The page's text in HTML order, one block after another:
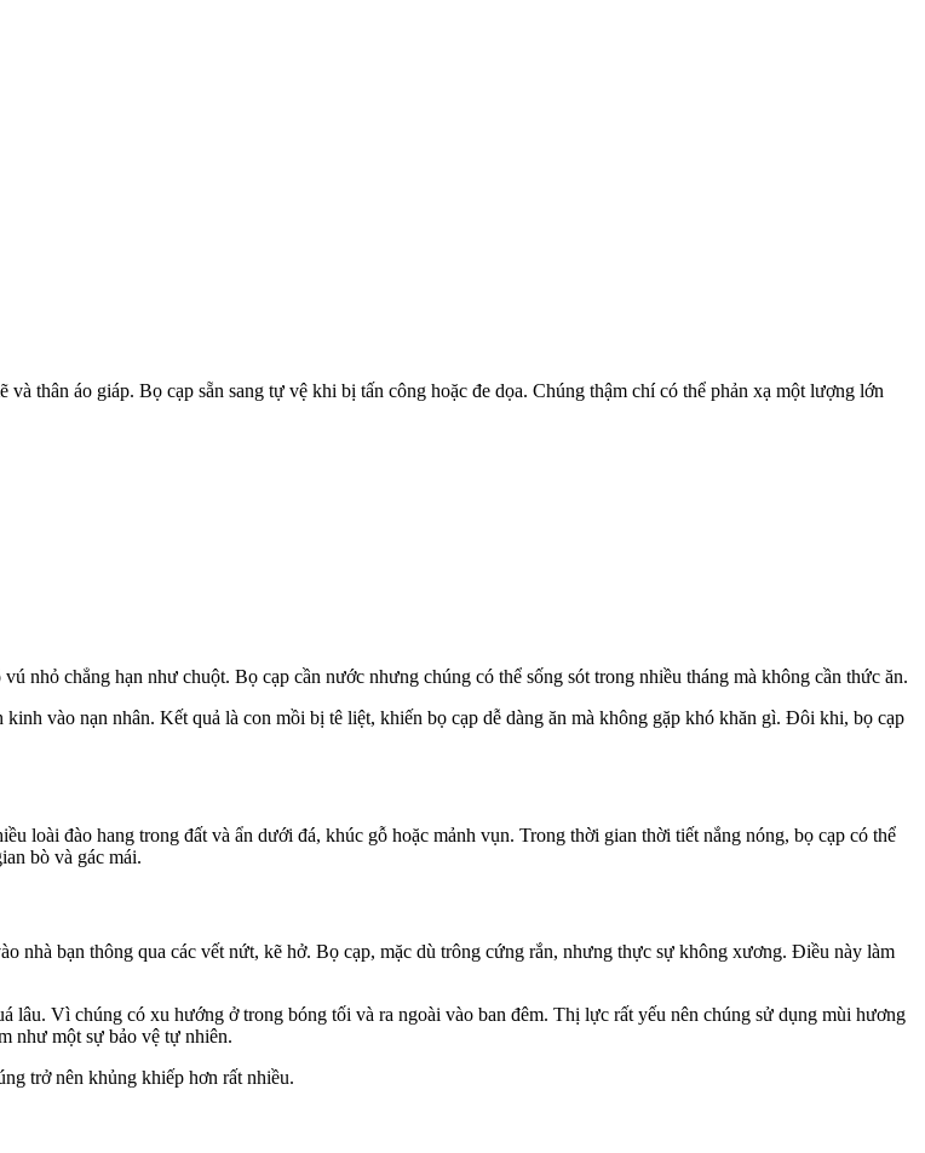
thân áo giáp. Bọ cạp sẵn sang tự vệ khi bị tấn công hoặc đe dọa. Chúng thậm chí có thể phản xạ một lượng lớn
nhỏ chẳng hạn như chuột. Bọ cạp cần nước nhưng chúng có thể sống sót trong nhiều tháng mà không cần thức ăn.
vào nạn nhân. Kết quả là con mồi bị tê liệt, khiến bọ cạp dễ dàng ăn mà không gặp khó khăn gì. Đôi khi, bọ cạp
loài đào hang trong đất và ẩn dưới đá, khúc gỗ hoặc mảnh vụn. Trong thời gian thời tiết nắng nóng, bọ cạp có thể
bò và gác mái.
nhà bạn thông qua các vết nứt, kẽ hở. Bọ cạp, mặc dù trông cứng rắn, nhưng thực sự không xương. Điều này làm
lâu. Vì chúng có xu hướng ở trong bóng tối và ra ngoài vào ban đêm. Thị lực rất yếu nên chúng sử dụng mùi hương
như một sự bảo vệ tự nhiên.
trở nên khủng khiếp hơn rất nhiều.